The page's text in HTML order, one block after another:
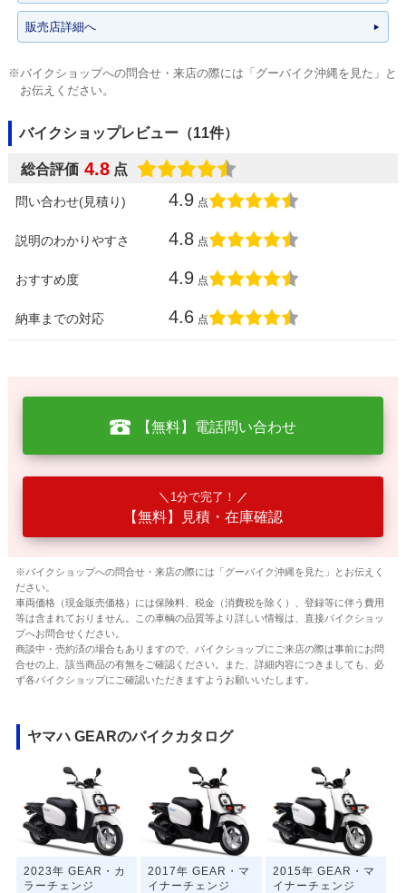
販売店詳細へ
※バイクショップへの問合せ・来店の際には「グーバイク沖縄を見た」と
お伝えください。
バイクショップレビュー（11件）
総合評価 4.8 点
問い合わせ(見積り) 4.9 点
説明のわかりやすさ 4.8 点
おすすめ度 4.9 点
納車までの対応 4.6 点
【無料】電話問い合わせ
1分で完了！
【無料】見積・在庫確認
※バイクショップへの問合せ・来店の際には「グーバイク沖縄を見た」とお伝えく
ださい。
車両価格（現金販売価格）には保険料、税金（消費税を除く）、登録等に伴う費用
等は含まれておりません。この車輌の品質等より詳しい情報は、直接バイクショッ
プへお問合せください。
商談中・売約済の場合もありますので、バイクショップにご来店の際は事前にお問
合せの上、該当商品の有無をご確認ください。また、詳細内容につきましても、必
ず各バイクショップにご確認いただきますようお願いいたします。
ヤマハ GEARのバイクカタログ
2023年 GEAR・カ
ラーチェンジ
2017年 GEAR・マ
イナーチェンジ
2015年 GEAR・マ
イナーチェンジ